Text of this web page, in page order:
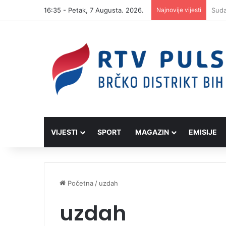
16:35 - Petak, 7 Augusta. 2026. Najnovije vijesti
VIJESTI SPORT MAGAZIN EMISIJE
Početna / uzdah
uzdah